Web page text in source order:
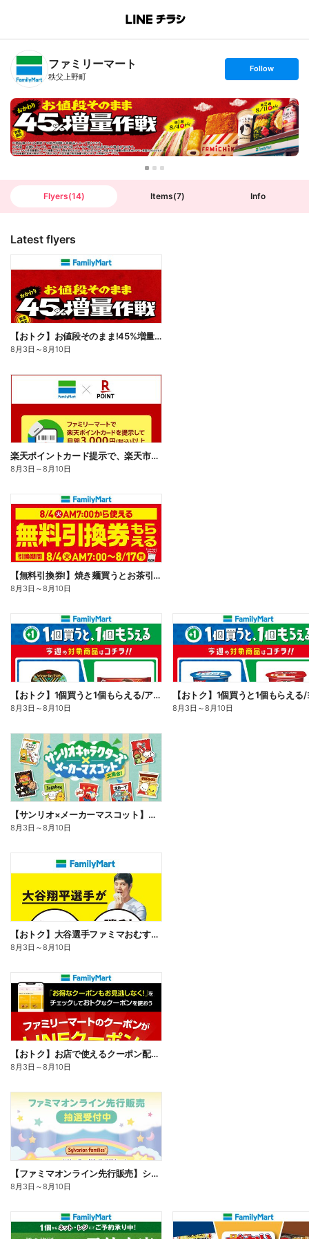
B
n
T
ファミリーマート
秩父上野町
s
t
o
l
l
o
w
Follow
Flyers(14) Items(7) Info
Latest flyers
【おトク】お値段そのまま!45%増量作戦!
8月3日 ～8月10日
楽天ポイントカード提示で、楽天市場でのお買い物がおトクに!
8月3日 ～8月10日
【無料引換券!】焼き麺買うとお茶引換券貰える!
8月3日 ～8月10日
【おトク】1個買うと1個もらえる/アイス
8月3日 ～8月10日 8月3日 ～8月10日
【サンリオ×メーカーマスコット】オリジナルグッズ貰える!
8月3日 ～8月10日
【おトク】大谷選手ファミマおむすび割
8月3日 ～8月10日
【おトク】お店で使えるクーポン配信中
8月3日 ～8月10日
【ファミマオンライン先行販売】シルバニアファミリー
8月3日 ～8月10日